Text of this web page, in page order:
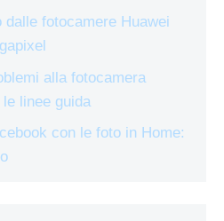
fotocamere Huawei
alla fotocamera
linee guida
con le foto in Home: